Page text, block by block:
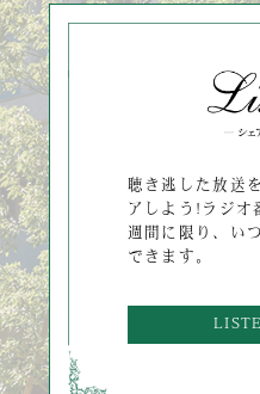
聴き逃した放送
アしよう!ラジオ
週間に限り、い
できます。